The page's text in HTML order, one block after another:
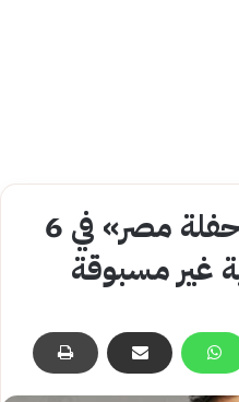
رامي صبري يحيي «حفلة مصر» في 6
غير مسبوقة